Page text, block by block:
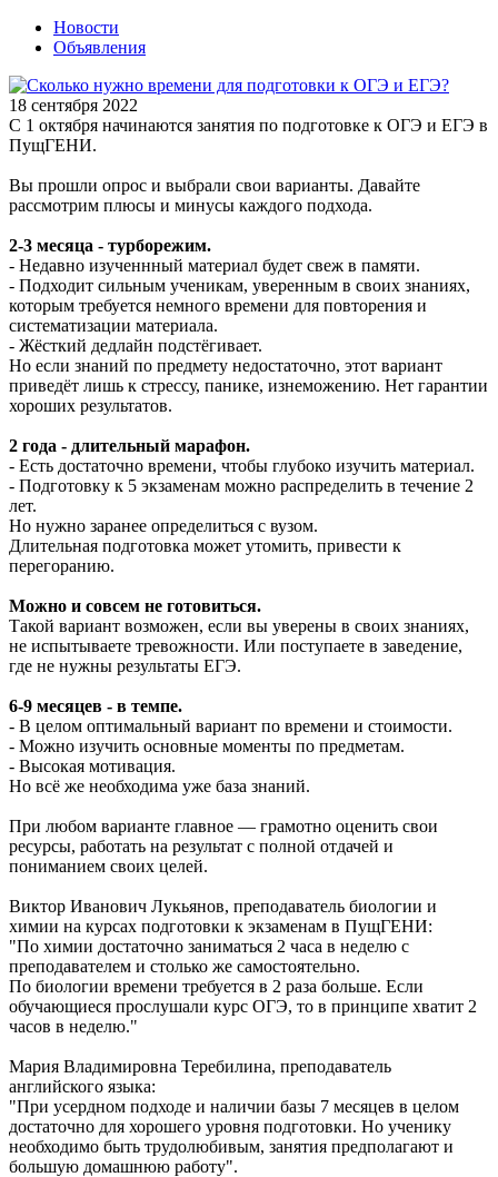
Новости
Объявления
18 сентября 2022
С 1 октября начинаются занятия по подготовке к ОГЭ и ЕГЭ в
ПущГЕНИ.
Вы прошли опрос и выбрали свои варианты. Давайте
рассмотрим плюсы и минусы каждого подхода.
2-3 месяца - турборежим.
- Недавно изученнный материал будет свеж в памяти.
- Подходит сильным ученикам, уверенным в своих знаниях,
которым требуется немного времени для повторения и
систематизации материала.
- Жёсткий дедлайн подстёгивает.
Но если знаний по предмету недостаточно, этот вариант
приведёт лишь к стрессу, панике, изнеможению. Нет гарантии
хороших результатов.
2 года - длительный марафон.
- Есть достаточно времени, чтобы глубоко изучить материал.
- Подготовку к 5 экзаменам можно распределить в течение 2
лет.
Но нужно заранее определиться с вузом.
Длительная подготовка может утомить, привести к
перегоранию.
Можно и совсем не готовиться.
Такой вариант возможен, если вы уверены в своих знаниях,
не испытываете тревожности. Или поступаете в заведение,
где не нужны результаты ЕГЭ.
6-9 месяцев - в темпе.
- В целом оптимальный вариант по времени и стоимости.
- Можно изучить основные моменты по предметам.
- Высокая мотивация.
Но всё же необходима уже база знаний.
При любом варианте главное — грамотно оценить свои
ресурсы, работать на результат с полной отдачей и
пониманием своих целей.
Виктор Иванович Лукьянов, преподаватель биологии и
химии на курсах подготовки к экзаменам в ПущГЕНИ:
"По химии достаточно заниматься 2 часа в неделю с
преподавателем и столько же самостоятельно.
По биологии времени требуется в 2 раза больше. Если
обучающиеся прослушали курс ОГЭ, то в принципе хватит 2
часов в неделю."
Мария Владимировна Теребилина, преподаватель
английского языка:
"При усердном подходе и наличии базы 7 месяцев в целом
достаточно для хорошего уровня подготовки. Но ученику
необходимо быть трудолюбивым, занятия предполагают и
большую домашнюю работу".